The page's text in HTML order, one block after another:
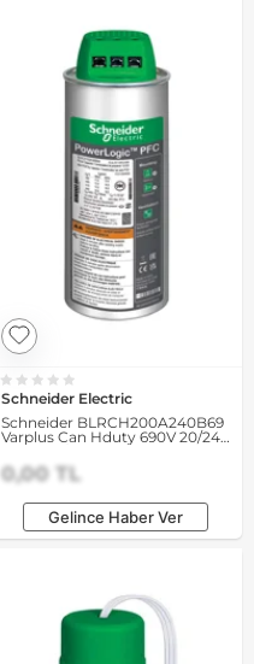
Schneider Electric
Schneider BLRCH200A240B69
Varplus Can Hduty 690V 20/24
0,00 TL
Gelince Haber Ver